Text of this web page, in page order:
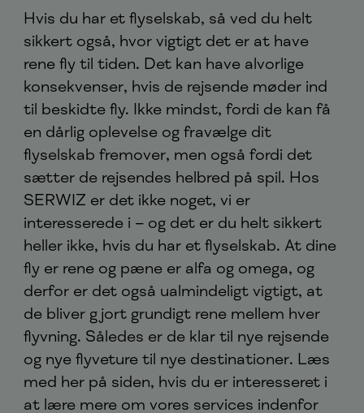
Hvis du har et flyselskab, så ved du helt
sikkert også, hvor vigtigt det er at have
rene fly til tiden. Det kan have alvorlige
konsekvenser, hvis de rejsende møder ind
til beskidte fly. Ikke mindst, fordi de kan få
en dårlig oplevelse og fravælge dit
flyselskab fremover, men også fordi det
sætter de rejsendes helbred på spil. Hos
SERWIZ er det ikke noget, vi er
interesserede i – og det er du helt sikkert
heller ikke, hvis du har et flyselskab. At dine
fly er rene og pæne er alfa og omega, og
derfor er det også ualmindeligt vigtigt, at
de bliver gjort grundigt rene mellem hver
flyvning. Således er de klar til nye rejsende
og nye flyveture til nye destinationer. Læs
med her på siden, hvis du er interesseret i
at lære mere om vores services indenfor